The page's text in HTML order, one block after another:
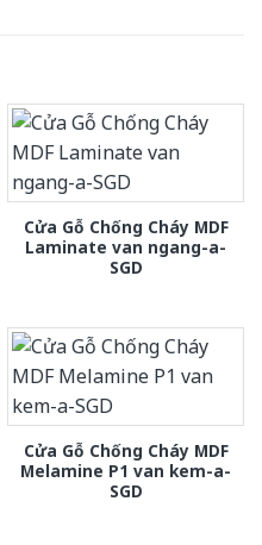
Cửa Gỗ Chống Cháy MDF
Laminate van ngang-a-
SGD
Cửa Gỗ Chống Cháy MDF
Melamine P1 van kem-a-
SGD